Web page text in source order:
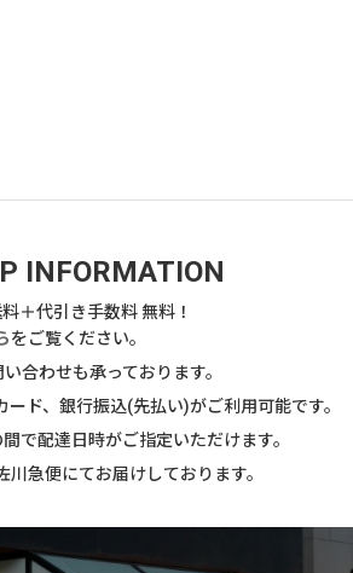
INFORMATION
＋代引き手数料 無料！
をご覧ください。
合わせも承っております。
ド、銀行振込(先払い)がご利用可能です。
で配達日時がご指定いただけます。
急便にてお届けしております。